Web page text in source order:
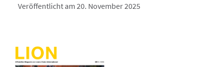
Veröffentlicht am 20. November 2025